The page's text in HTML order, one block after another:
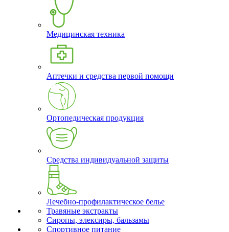
Медицинская техника
Аптечки и средства первой помощи
Ортопедическая продукция
Средства индивидуальной защиты
Лечебно-профилактическое белье
Травяные экстракты
Сиропы, элексиры, бальзамы
Спортивное питание